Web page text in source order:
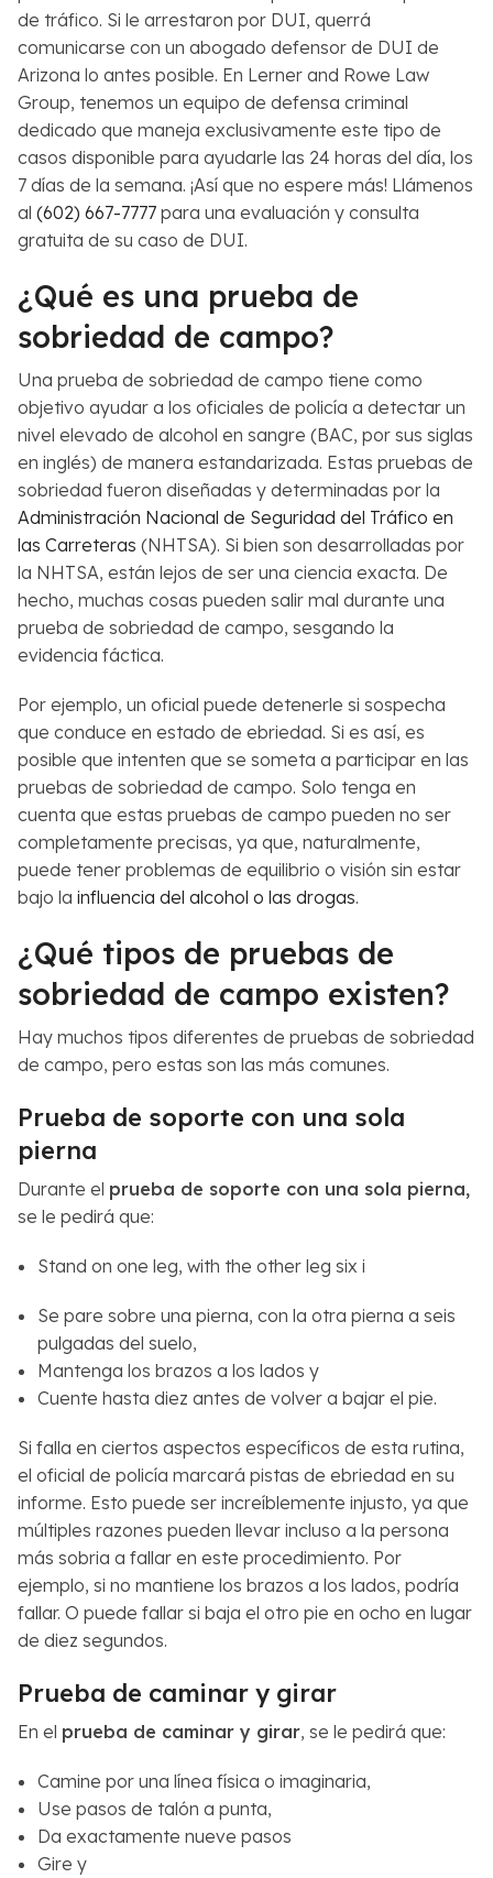
de tráfico. Si le arrestaron por DUI, querrá
comunicarse con un abogado defensor de DUI de
Arizona lo antes posible. En Lerner and Rowe Law
Group, tenemos un equipo de defensa criminal
dedicado que maneja exclusivamente este tipo de
casos disponible para ayudarle las 24 horas del día, los
7 días de la semana. ¡Así que no espere más! Llámenos
al (602) 667-7777 para una evaluación y consulta
gratuita de su caso de DUI.
¿Qué es una prueba de
sobriedad de campo?
Una prueba de sobriedad de campo tiene como
objetivo ayudar a los oficiales de policía a detectar un
nivel elevado de alcohol en sangre (BAC, por sus siglas
en inglés) de manera estandarizada. Estas pruebas de
sobriedad fueron diseñadas y determinadas por la
Administración Nacional de Seguridad del Tráfico en
las Carreteras (NHTSA). Si bien son desarrolladas por
la NHTSA, están lejos de ser una ciencia exacta. De
hecho, muchas cosas pueden salir mal durante una
prueba de sobriedad de campo, sesgando la
evidencia fáctica.
Por ejemplo, un oficial puede detenerle si sospecha
que conduce en estado de ebriedad. Si es así, es
posible que intenten que se someta a participar en las
pruebas de sobriedad de campo. Solo tenga en
cuenta que estas pruebas de campo pueden no ser
completamente precisas, ya que, naturalmente,
puede tener problemas de equilibrio o visión sin estar
bajo la influencia del alcohol o las drogas.
¿Qué tipos de pruebas de
sobriedad de campo existen?
Hay muchos tipos diferentes de pruebas de sobriedad
de campo, pero estas son las más comunes.
Prueba de soporte con una sola
pierna
Durante el prueba de soporte con una sola pierna,
se le pedirá que:
Stand on one leg, with the other leg six i
Se pare sobre una pierna, con la otra pierna a seis
pulgadas del suelo,
Mantenga los brazos a los lados y
Cuente hasta diez antes de volver a bajar el pie.
Si falla en ciertos aspectos específicos de esta rutina,
el oficial de policía marcará pistas de ebriedad en su
informe. Esto puede ser increíblemente injusto, ya que
múltiples razones pueden llevar incluso a la persona
más sobria a fallar en este procedimiento. Por
ejemplo, si no mantiene los brazos a los lados, podría
fallar. O puede fallar si baja el otro pie en ocho en lugar
de diez segundos.
Prueba de caminar y girar
En el prueba de caminar y girar, se le pedirá que:
Camine por una línea física o imaginaria,
Use pasos de talón a punta,
Da exactamente nueve pasos
Gire y